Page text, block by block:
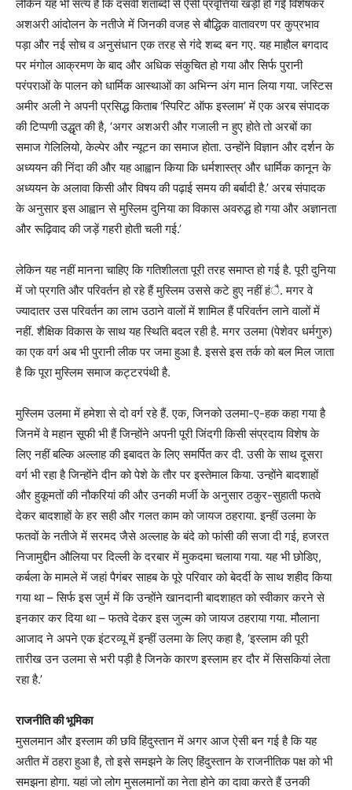
लेकिन यह भी सत्य है कि दसवीं शताब्दी से ऐसी प्रवृत्तियां खड़ी हो गईं विशेषकर
अशअरी आंदोलन के नतीजे में जिनकी वजह से बौद्धिक वातावरण पर कुप्रभाव
पड़ा और नई सोच व अनुसंधान एक तरह से गंदे शब्द बन गए. यह माहौल बगदाद
पर मंगोल आक्रमण के बाद और अधिक संकुचित हो गया और सिर्फ पुरानी
परंपराओं के पालन को धार्मिक आस्थाओं का अभिन्न अंग मान लिया गया. जस्टिस
अमीर अली ने अपनी प्रसिद्ध किताब ‘स्पिरिट ऑफ इस्लाम’ में एक अरब संपादक
की टिप्पणी उद्धृत की है, ‘अगर अशअरी और गजाली न हुए होते तो अरबों का
समाज गेलिलियो, केल्पेर और न्यूटन का समाज होता. उन्होंने विज्ञान और दर्शन के
अध्ययन की निंदा की और यह आह्वान किया कि धर्मशास्त्र और धार्मिक कानून के
अध्ययन के अलावा किसी और विषय की पढ़ाई समय की बर्बादी है.’ अरब संपादक
के अनुसार इस आह्वान से मुस्लिम दुनिया का विकास अवरुद्ध हो गया और अज्ञानता
और रूढ़िवाद की जड़ें गहरी होती चली गई.’
लेकिन यह नहीं मानना चाहिए कि गतिशीलता पूरी तरह समाप्त हो गई है. पूरी दुनिया
में जो प्रगति और परिवर्तन हो रहे हैं मुस्लिम उससे कटे हुए नहीं हंै. मगर वे
ज्यादातर उस परिवर्तन का लाभ उठाने वालों में शामिल हैं परिवर्तन लाने वालों में
नहीं. शैक्षिक विकास के साथ यह स्थिति बदल रही है. मगर उलमा (पेशेवर धर्मगुरु)
का एक वर्ग अब भी पुरानी लीक पर जमा हुआ है. इससे इस तर्क को बल मिल जाता
है कि पूरा मुस्लिम समाज कट्टरपंथी है.
मुस्लिम उलमा में हमेशा से दो वर्ग रहे हैं. एक, जिनको उलमा-ए-हक कहा गया है
जिनमें वे महान सूफी भी हैं जिन्होंने अपनी पूरी जिंदगी किसी संप्रदाय विशेष के
लिए नहीं बल्कि अल्लाह की इबादत के लिए समर्पित कर दी. उसी के साथ दूसरा
वर्ग भी रहा है जिन्होंने दीन को पेशे के तौर पर इस्तेमाल किया. उन्होंने बादशाहों
और हुकूमतों की नौकरियां की और उनकी मर्जी के अनुसार ठकुर-सुहाती फतवे
देकर बादशाहों के हर सही और गलत काम को जायज ठहराया. इन्हीं उलमा के
फतवों के नतीजे में सरमद जैसे अल्लाह के बंदे को फांसी की सजा दी गई, हजरत
निजामुद्दीन औलिया पर दिल्ली के दरबार में मुकदमा चलाया गया. यह भी छोडिए,
कर्बला के मामले में जहां पैगंबर साहब के पूरे परिवार को बेदर्दी के साथ शहीद किया
गया था – सिर्फ इस जुर्म में कि उन्होंने खानदानी बादशाहत को स्वीकार करने से
इनकार कर दिया था – फतवे देकर इस जुल्म को जायज ठहराया गया. मौलाना
आजाद ने अपने एक इंटरव्यू में इन्हीं उलमा के लिए कहा है, ‘इस्लाम की पूरी
तारीख उन उलमा से भरी पड़ी है जिनके कारण इस्लाम हर दौर में सिसकियां लेता
रहा है.’
राजनीति की भूमिका
मुसलमान और इस्लाम की छवि हिंदुस्तान में अगर आज ऐसी बन गई है कि यह
अतीत में ठहरा हुआ है, तो इसे समझने के लिए हिंदुस्तान के राजनीतिक पक्ष को भी
समझना होगा. यहां जो लोग मुसलमानों का नेता होने का दावा करते हैं उनकी